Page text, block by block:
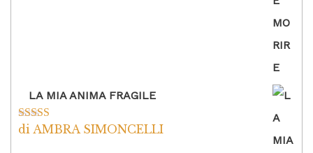
LA MIA ANIMA FRAGILE
Valutato5su
di AMBRA SIMONCELLI